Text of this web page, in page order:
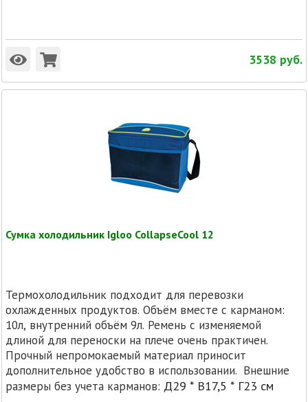
3538 руб.
Сумка холодильник Igloo CollapseCool 12
Термохолодильник подходит для перевозки
охлажденных продуктов. Объём вместе с карманом:
10л, внутренний объём 9л. Ремень с изменяемой
длиной для переноски на плече очень практичен.
Прочный непромокаемый материал приносит
дополнительное удобство в использовании. Внешние
размеры без учета карманов: Д29 * В17,5 * Г23 см